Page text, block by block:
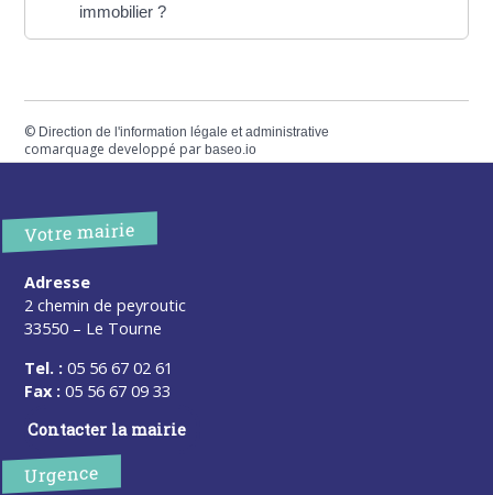
immobilier ?
© Direction de l'information légale et administrative
comarquage developpé parbaseo.io
Votre mairie
Adresse
2 chemin de peyroutic
33550 – Le Tourne
Tel. : 05 56 67 02 61
Fax : 05 56 67 09 33
Contacter la mairie
Urgence